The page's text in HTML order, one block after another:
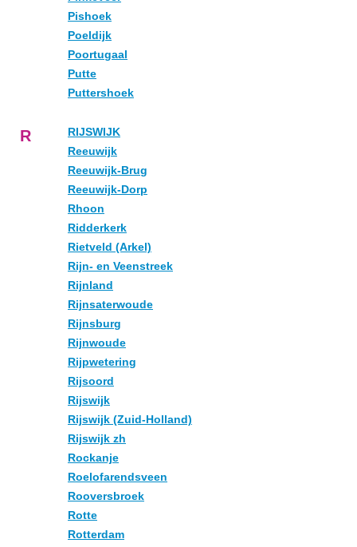
Pishoek
Poeldijk
Poortugaal
Putte
Puttershoek
R
RIJSWIJK
Reeuwijk
Reeuwijk-Brug
Reeuwijk-Dorp
Rhoon
Ridderkerk
Rietveld (Arkel)
Rijn- en Veenstreek
Rijnland
Rijnsaterwoude
Rijnsburg
Rijnwoude
Rijpwetering
Rijsoord
Rijswijk
Rijswijk (Zuid-Holland)
Rijswijk zh
Rockanje
Roelofarendsveen
Rooversbroek
Rotte
Rotterdam